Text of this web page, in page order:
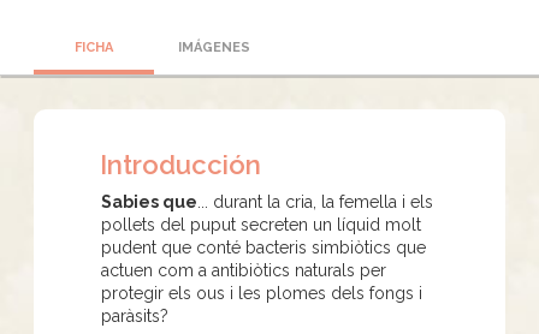
FICHA IMÁGENES
Introducción
Sabies que ... durant la cria, la femella i els
pollets del puput secreten un líquid molt
pudent que conté bacteris simbiòtics que
actuen com a antibiòtics naturals per
protegir els ous i les plomes dels fongs i
paràsits?